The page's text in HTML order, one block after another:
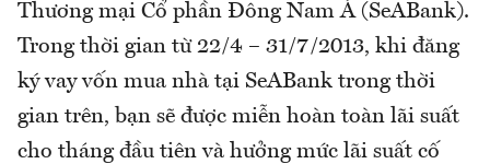
Thương mại Cổ phần Đông Nam Á (SeABank).
Trong thời gian từ 22/4 – 31/7/2013, khi đăng
ký vay vốn mua nhà tại SeABank trong thời
gian trên, bạn sẽ được miễn hoàn toàn lãi suất
cho tháng đầu tiên và hưởng mức lãi suất cố